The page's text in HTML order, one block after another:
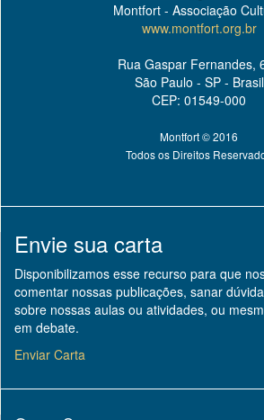
Montfort - Associação
www.montfort.org.br
Rua Gaspar Fernandes,
São Paulo - SP - Brasil
CEP: 01549-000
Montfort © 2016
Todos os Direitos
Envie sua carta
Disponibilizamos esse recurso para que
comentar nossas publicações, sanar
sobre nossas aulas ou atividades, ou
em debate.
Enviar Carta